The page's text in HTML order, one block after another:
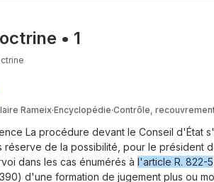
• 1
Rameix·Encyclopédie·Contrôle,
La procédure devant le Conseil d'État
réserve de la possibilité, pour le président
dans les cas énumérés à l'article R. 822-5
d'une formation de jugement plus ou